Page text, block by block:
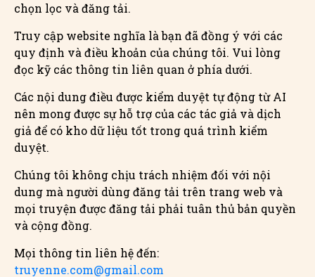
chọn lọc và đăng tải.
Truy cập website nghĩa là bạn đã đồng ý với các
quy định và điều khoản của chúng tôi. Vui lòng
đọc kỹ các thông tin liên quan ở phía dưới.
Các nội dung điều được kiểm duyệt tự động từ AI
nên mong được sự hỗ trợ của các tác giả và dịch
giả để có kho dữ liệu tốt trong quá trình kiểm
duyệt.
Chúng tôi không chịu trách nhiệm đối với nội
dung mà người dùng đăng tải trên trang web và
mọi truyện được đăng tải phải tuân thủ bản quyền
và cộng đồng.
Mọi thông tin liên hệ đến:
truyenne.com@gmail.com